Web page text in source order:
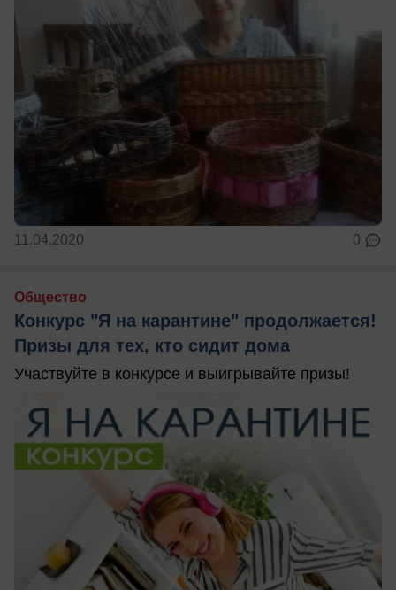
11.04.2020 0
Общество
Конкурс "Я на карантине" продолжается!
Призы для тех, кто сидит дома
Участвуйте в конкурсе и выигрывайте призы!